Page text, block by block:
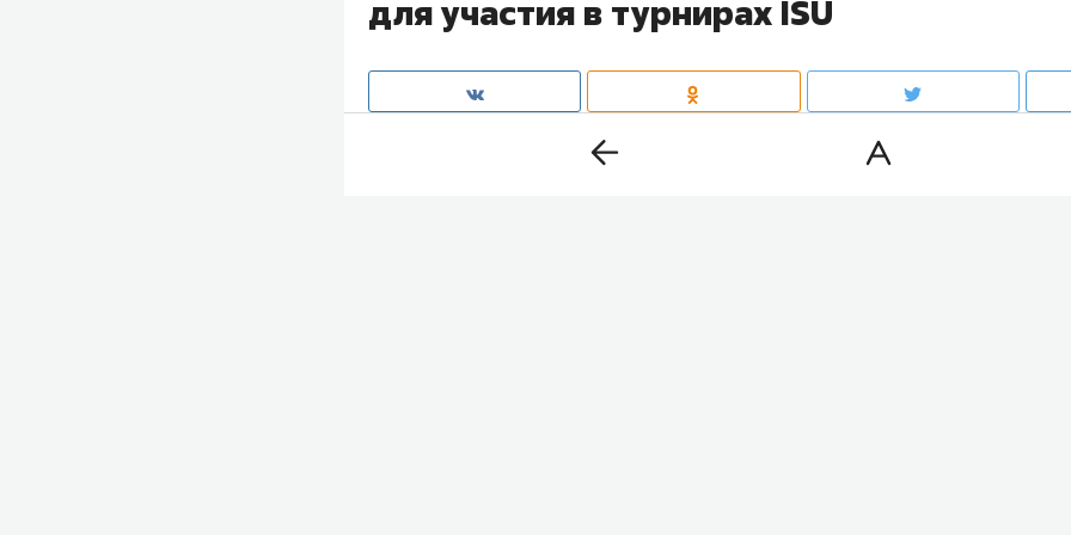
для участия в турнирах ISU
Международный союз конькобежцев (ISU) предоставил нейтральный